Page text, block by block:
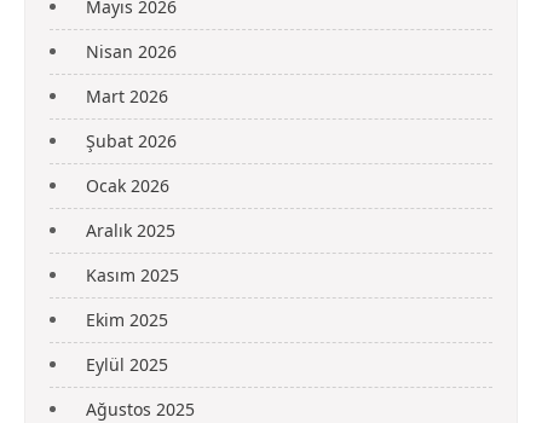
Mayıs 2026
Nisan 2026
Mart 2026
Şubat 2026
Ocak 2026
Aralık 2025
Kasım 2025
Ekim 2025
Eylül 2025
Ağustos 2025